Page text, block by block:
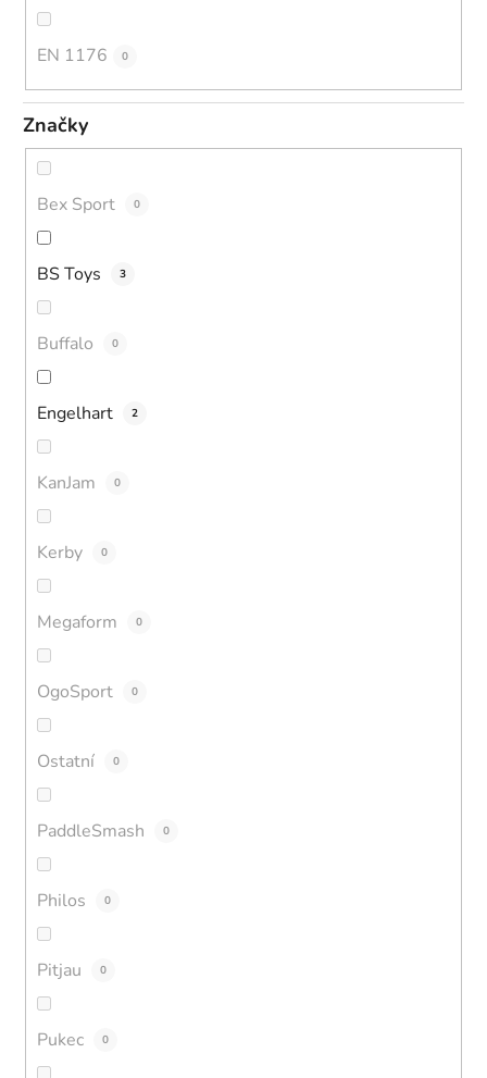
EN 1176 0
Značky
Bex Sport 0
BS Toys 3
Buffalo 0
Engelhart 2
KanJam 0
Kerby 0
Megaform 0
OgoSport 0
Ostatní 0
PaddleSmash 0
Philos 0
Pitjau 0
Pukec 0